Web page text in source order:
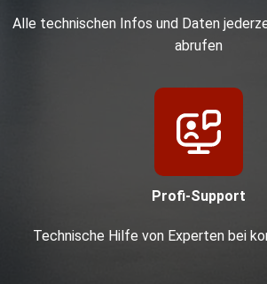
Alle technischen Infos und Daten
abrufen
Profi-Support
Technische Hilfe von Experten bei